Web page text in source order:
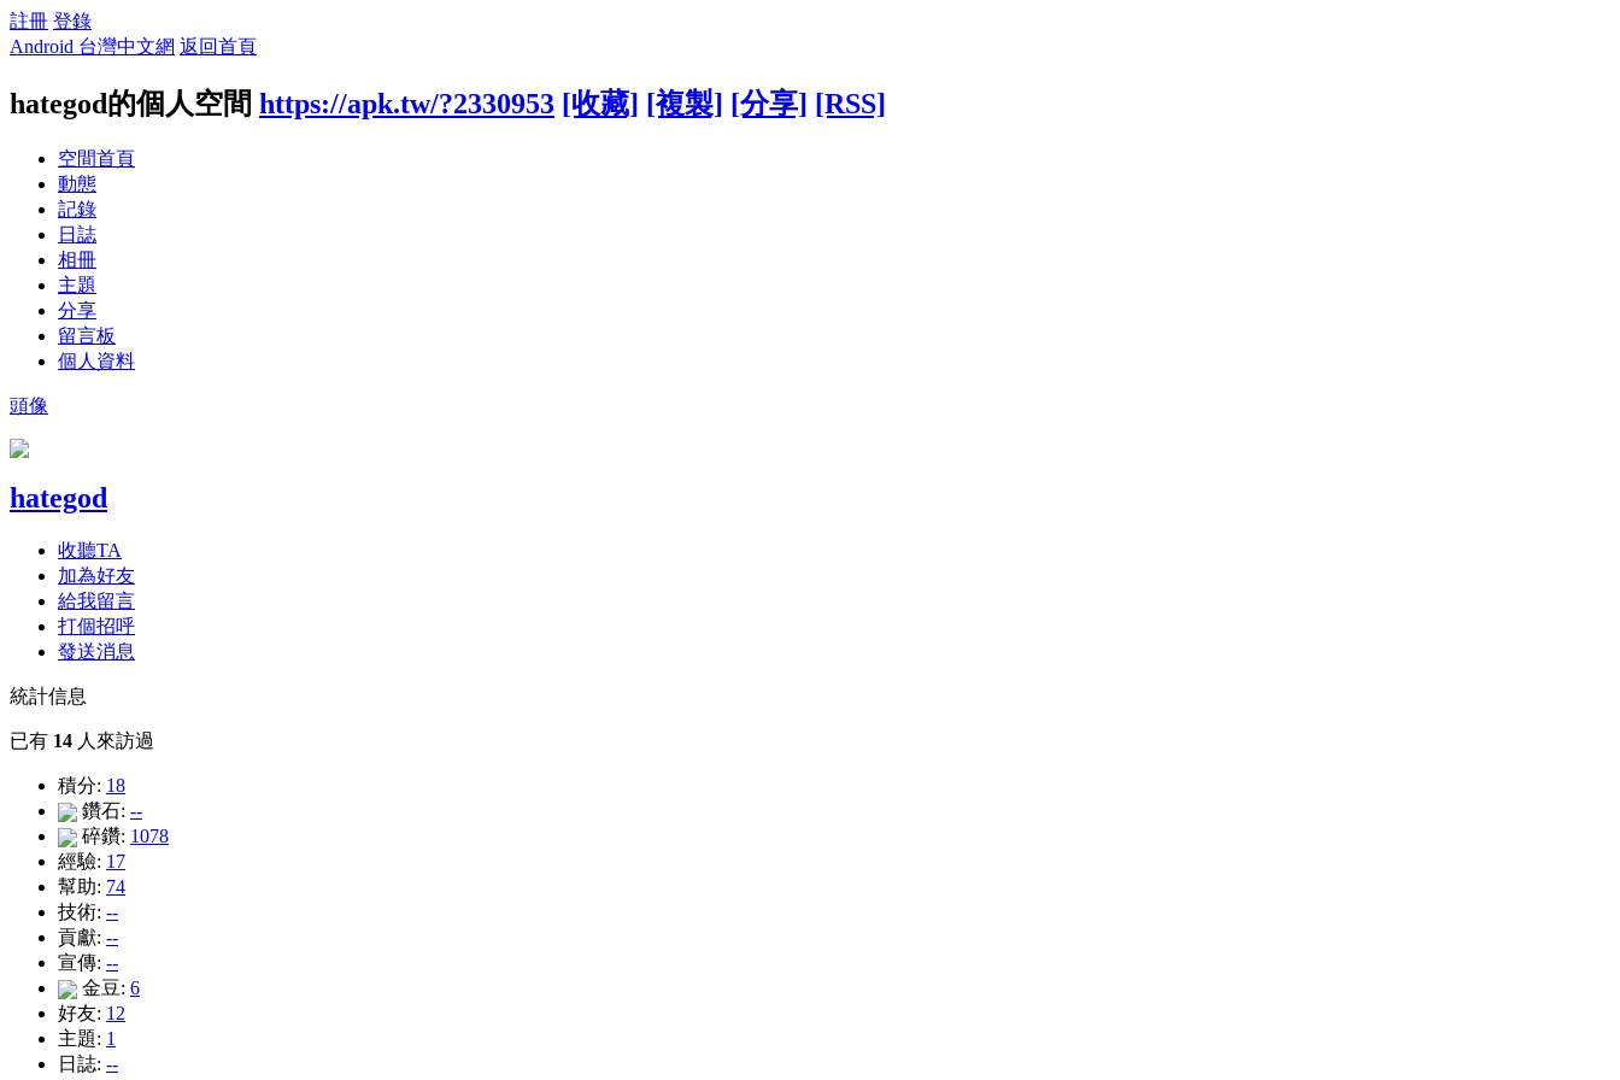
註冊 登錄
Android 台灣中文網 返回首頁
hategod的個人空間 https://apk.tw/?2330953 [收藏] [複製] [分享] [RSS]
空間首頁
動態
記錄
日誌
相冊
主題
分享
留言板
個人資料
頭像
hategod
收聽TA
加為好友
給我留言
打個招呼
發送消息
統計信息
已有 14 人來訪過
積分: 18
鑽石: --
碎鑽: 1078
經驗: 17
幫助: 74
技術: --
貢獻: --
宣傳: --
金豆: 6
好友: 12
主題: 1
日誌: --